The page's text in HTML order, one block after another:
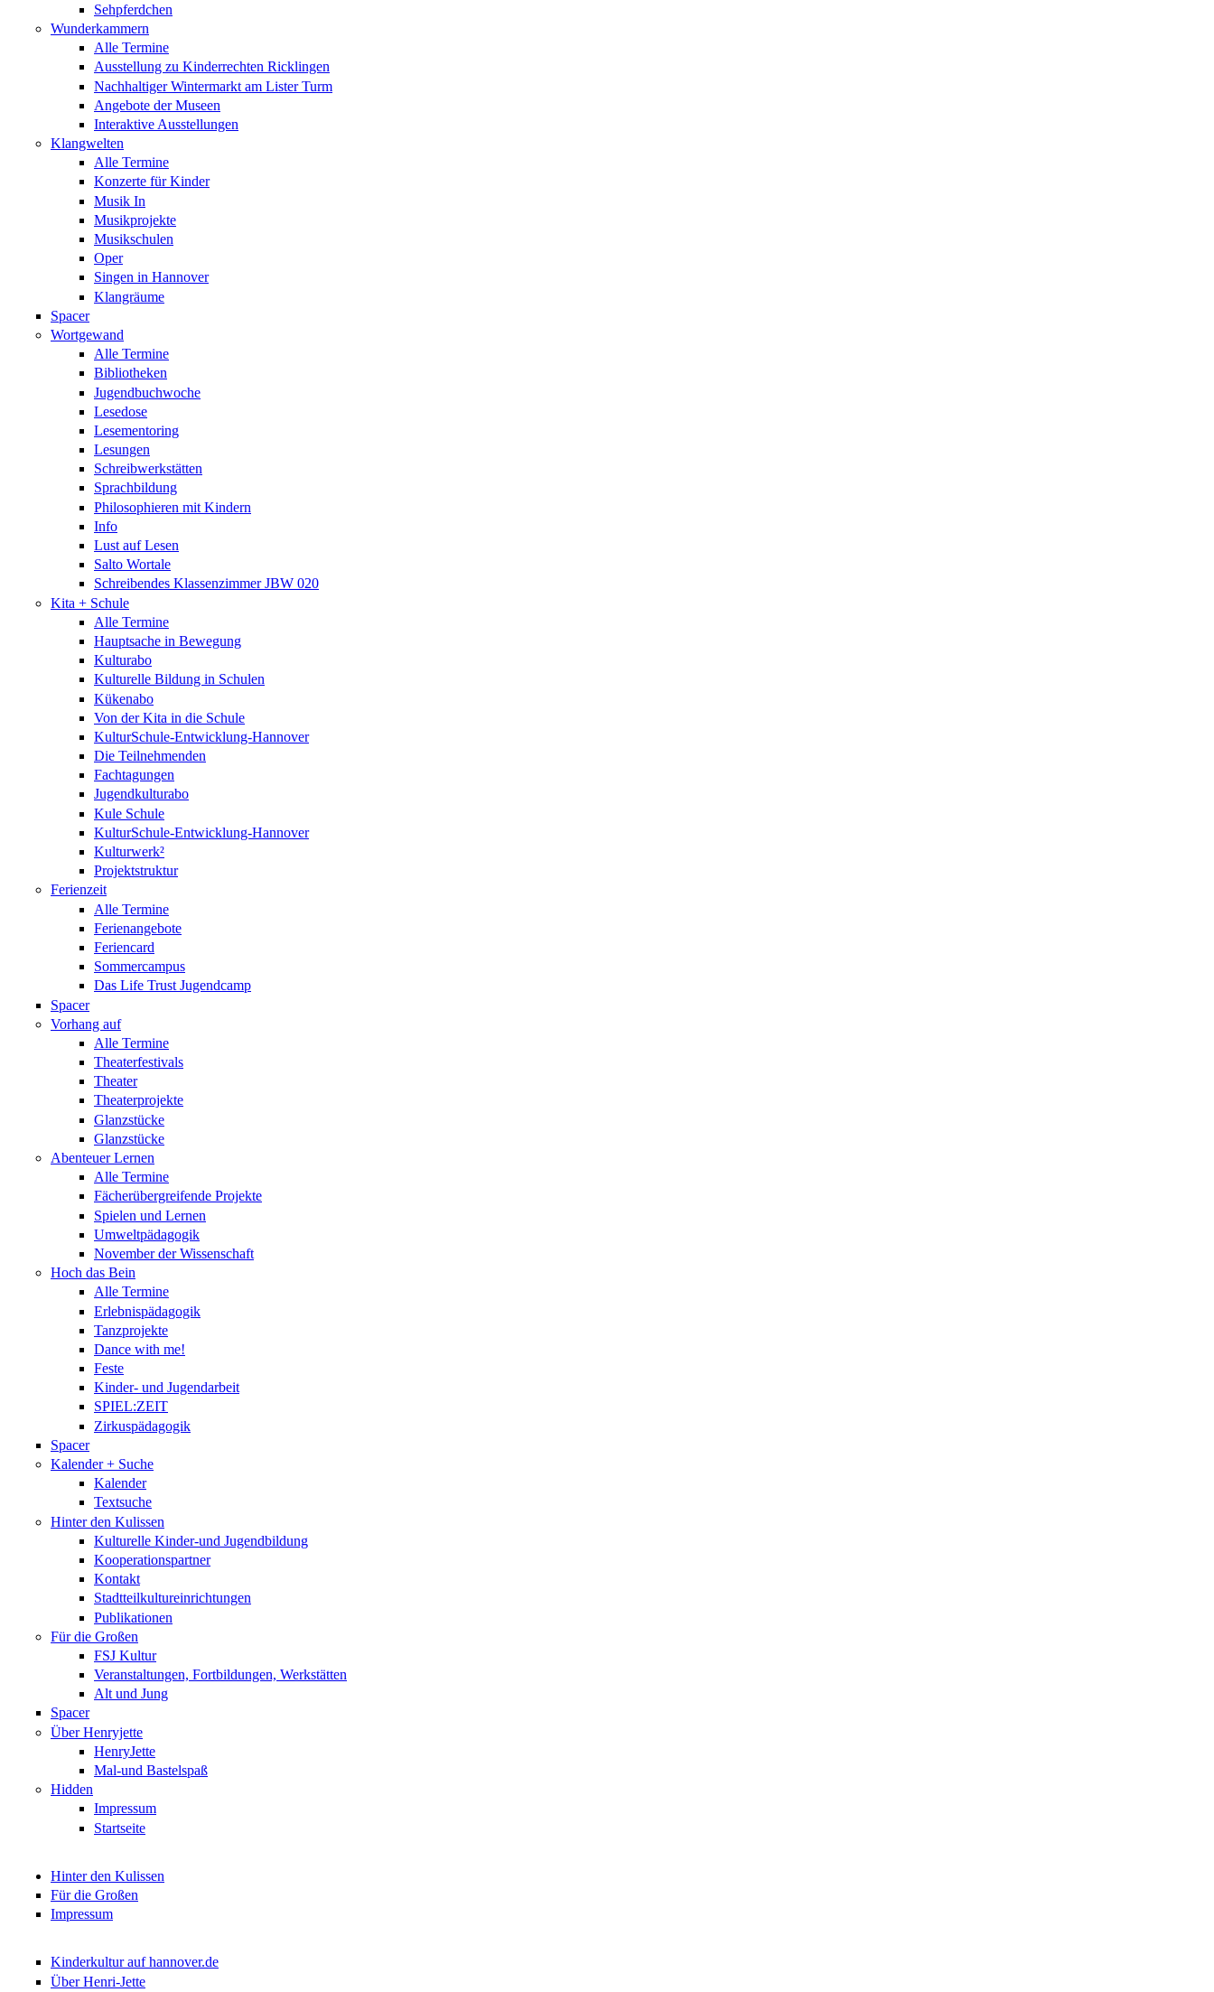
Sehpferdchen
Wunderkammern
Alle Termine
Ausstellung zu Kinderrechten Ricklingen
Nachhaltiger Wintermarkt am Lister Turm
Angebote der Museen
Interaktive Ausstellungen
Klangwelten
Alle Termine
Konzerte für Kinder
Musik In
Musikprojekte
Musikschulen
Oper
Singen in Hannover
Klangräume
Spacer
Wortgewand
Alle Termine
Bibliotheken
Jugendbuchwoche
Lesedose
Lesementoring
Lesungen
Schreibwerkstätten
Sprachbildung
Philosophieren mit Kindern
Info
Lust auf Lesen
Salto Wortale
Schreibendes Klassenzimmer JBW 020
Kita + Schule
Alle Termine
Hauptsache in Bewegung
Kulturabo
Kulturelle Bildung in Schulen
Kükenabo
Von der Kita in die Schule
KulturSchule-Entwicklung-Hannover
Die Teilnehmenden
Fachtagungen
Jugendkulturabo
Kule Schule
KulturSchule-Entwicklung-Hannover
Kulturwerk²
Projektstruktur
Ferienzeit
Alle Termine
Ferienangebote
Feriencard
Sommercampus
Das Life Trust Jugendcamp
Spacer
Vorhang auf
Alle Termine
Theaterfestivals
Theater
Theaterprojekte
Glanzstücke
Glanzstücke
Abenteuer Lernen
Alle Termine
Fächerübergreifende Projekte
Spielen und Lernen
Umweltpädagogik
November der Wissenschaft
Hoch das Bein
Alle Termine
Erlebnispädagogik
Tanzprojekte
Dance with me!
Feste
Kinder- und Jugendarbeit
SPIEL:ZEIT
Zirkuspädagogik
Spacer
Kalender + Suche
Kalender
Textsuche
Hinter den Kulissen
Kulturelle Kinder-und Jugendbildung
Kooperationspartner
Kontakt
Stadtteilkultureinrichtungen
Publikationen
Für die Großen
FSJ Kultur
Veranstaltungen, Fortbildungen, Werkstätten
Alt und Jung
Spacer
Über Henryjette
HenryJette
Mal-und Bastelspaß
Hidden
Impressum
Startseite
Hinter den Kulissen
Für die Großen
Impressum
Kinderkultur auf hannover.de
Über Henri-Jette